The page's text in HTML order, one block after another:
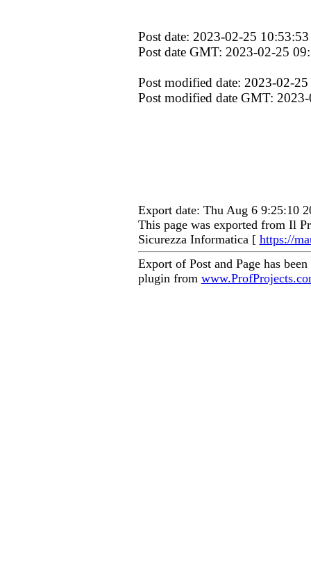
Post date: 2023-02-25 10:53:53
Post date GMT: 2023-02-25
Post modified date: 2023-02-
Post modified date GMT:
Export date: Thu Aug 6 9:25:10
This page was exported from Il
Sicurezza Informatica [ https://
Export of Post and Page has
plugin from